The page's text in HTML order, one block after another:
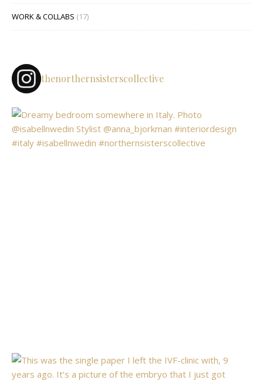
WORK & COLLABS (17)
thenorthernsisterscollective